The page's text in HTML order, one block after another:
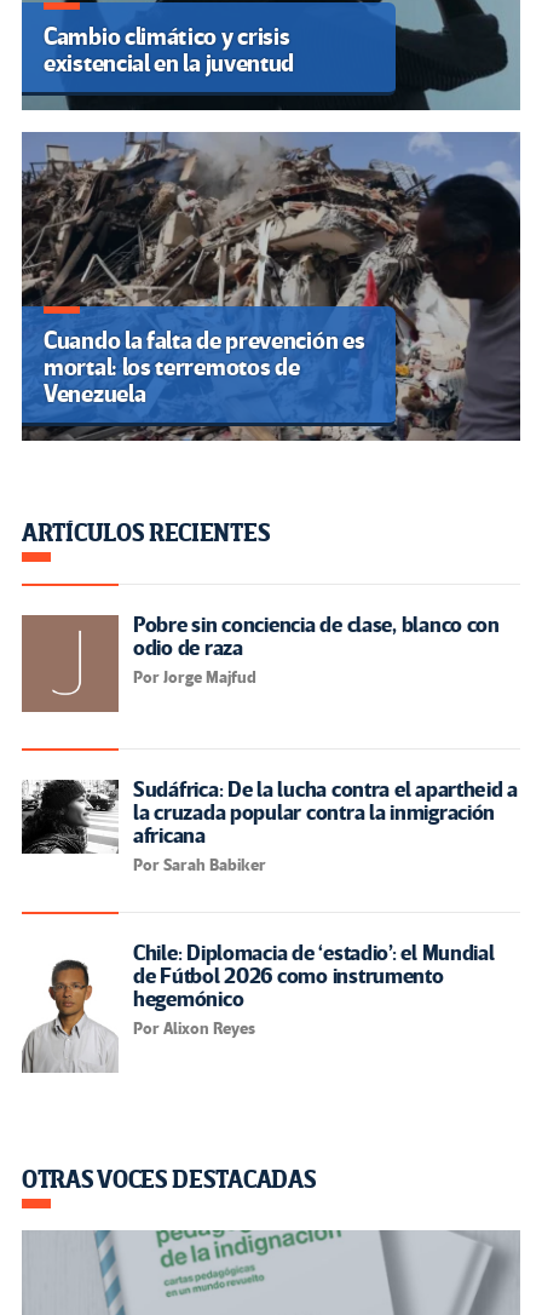
Cambio climático y crisis
existencial en la juventud
Cuando la falta de prevención es
mortal: los terremotos de
Venezuela
ARTÍCULOS RECIENTES
Pobre sin conciencia de clase, blanco con
odio de raza
Por Jorge Majfud
Sudáfrica: De la lucha contra el apartheid a
la cruzada popular contra la inmigración
africana
Por Sarah Babiker
Chile: Diplomacia de ‘estadio’: el Mundial
de Fútbol 2026 como instrumento
hegemónico
Por Alixon Reyes
OTRAS VOCES DESTACADAS